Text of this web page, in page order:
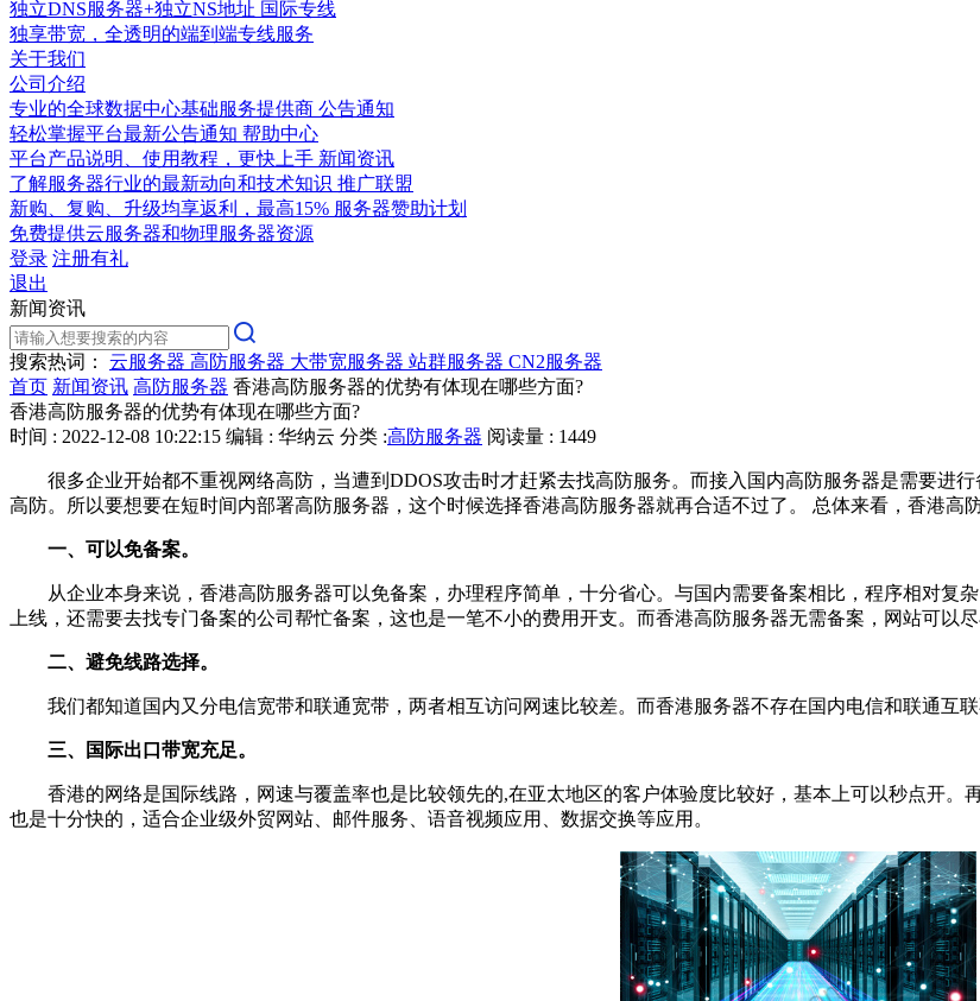
独立DNS服务器+独立NS地址 国际专线
独享带宽，全透明的端到端专线服务
关于我们
公司介绍
专业的全球数据中心基础服务提供商 公告通知
轻松掌握平台最新公告通知 帮助中心
平台产品说明、使用教程，更快上手 新闻资讯
了解服务器行业的最新动向和技术知识 推广联盟
新购、复购、升级均享返利，最高15% 服务器赞助计划
免费提供云服务器和物理服务器资源
登录 注册有礼
退出
新闻资讯
搜索热词： 云服务器 高防服务器 大带宽服务器 站群服务器 CN2服务器
首页 新闻资讯 高防服务器 香港高防服务器的优势有体现在哪些方面?
香港高防服务器的优势有体现在哪些方面?
时间 : 2022-12-08 10:22:15 编辑 : 华纳云 分类 :高防服务器 阅读量 : 1449
很多企业开始都不重视网络高防，当遭到DDOS攻击时才赶紧去找高防服务。而接入国内高防服务器是需要进
高防。所以要想要在短时间内部署高防服务器，这个时候选择香港高防服务器就再合适不过了。 总体来看，香港高
一、可以免备案。
从企业本身来说，香港高防服务器可以免备案，办理程序简单，十分省心。与国内需要备案相比，程序相对复
上线，还需要去找专门备案的公司帮忙备案，这也是一笔不小的费用开支。而香港高防服务器无需备案，网站可以
二、避免线路选择。
我们都知道国内又分电信宽带和联通宽带，两者相互访问网速比较差。而香港服务器不存在国内电信和联通互联
三、国际出口带宽充足。
香港的网络是国际线路，网速与覆盖率也是比较领先的,在亚太地区的客户体验度比较好，基本上可以秒点开。
也是十分快的，适合企业级外贸网站、邮件服务、语音视频应用、数据交换等应用。